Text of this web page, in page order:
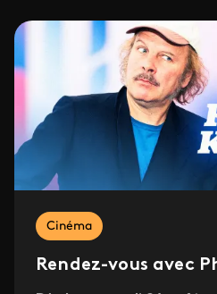
Cinéma
Rendez-vous avec